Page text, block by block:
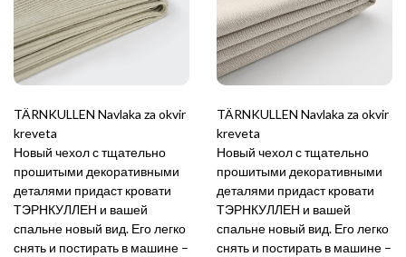
TÄRNKULLEN Navlaka za okvir
kreveta
Новый чехол с тщательно
прошитыми декоративными
деталями придаст кровати
ТЭРНКУЛЛЕН и вашей
спальне новый вид. Его легко
снять и постирать в машине –
TÄRNKULLEN Navlaka za okvir
kreveta
Новый чехол с тщательно
прошитыми декоративными
деталями придаст кровати
ТЭРНКУЛЛЕН и вашей
спальне новый вид. Его легко
снять и постирать в машине –